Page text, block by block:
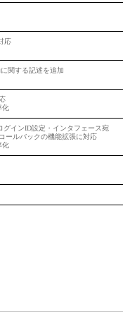
応
関する記述を追加
化
グインID設定・インタフェース宛
ールバックの機能拡張に対応
化